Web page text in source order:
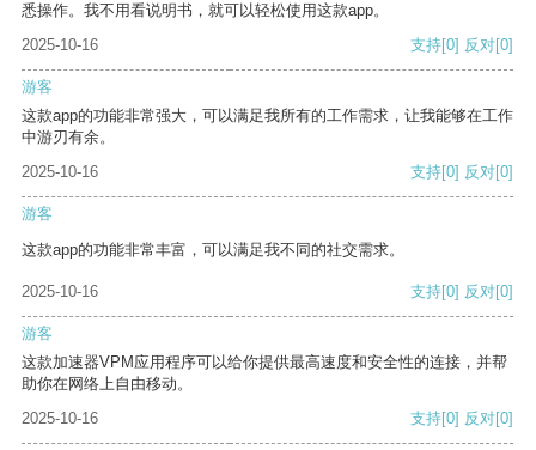
悉操作。我不用看说明书，就可以轻松使用这款app。
2025-10-16
支持[0] 反对[0]
游客
这款app的功能非常强大，可以满足我所有的工作需求，让我能够在工作
中游刃有余。
2025-10-16
支持[0] 反对[0]
游客
这款app的功能非常丰富，可以满足我不同的社交需求。
2025-10-16 支持[0] 反对[0]
游客
这款加速器VPM应用程序可以给你提供最高速度和安全性的连接，并帮
助你在网络上自由移动。
2025-10-16
支持[0] 反对[0]